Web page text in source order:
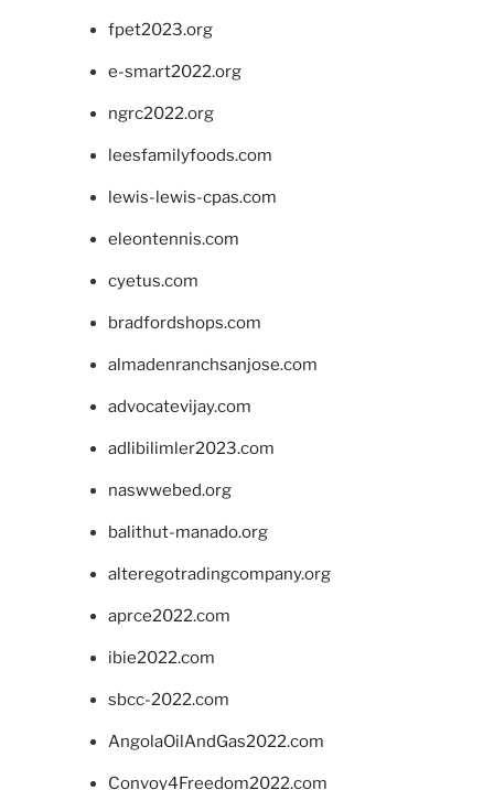
fpet2023.org
e-smart2022.org
ngrc2022.org
leesfamilyfoods.com
lewis-lewis-cpas.com
eleontennis.com
cyetus.com
bradfordshops.com
almadenranchsanjose.com
advocatevijay.com
adlibilimler2023.com
naswwebed.org
balithut-manado.org
alteregotradingcompany.org
aprce2022.com
ibie2022.com
sbcc-2022.com
AngolaOilAndGas2022.com
Convoy4Freedom2022.com